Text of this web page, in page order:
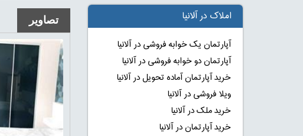
تصاویر املاک در آلانیا
آپارتمان یک خوابه فروشی در آلانیا
آپارتمان دو خوابه فروشی در آلانیا
خرید آپارتمان آماده تحویل در آلانیا
ویلا فروشی در آلانیا
خرید ملک در آلانیا
خرید آپارتمان در آلانیا